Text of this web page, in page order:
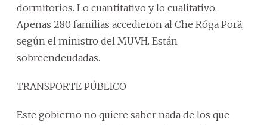
dormitorios. Lo cuantitativo y lo cualitativo.
Apenas 280 familias accedieron al Che Róga Porã,
según el ministro del MUVH. Están
sobreendeudadas.
TRANSPORTE PÚBLICO
Este gobierno no quiere saber nada de los que